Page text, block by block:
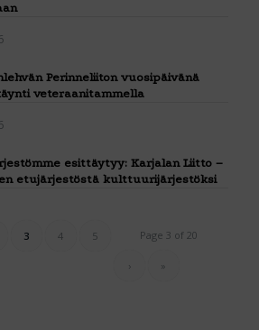
Perinneliiton vuosipäivänä
veteraanitammella
esittäytyy: Karjalan Liitto –
etujärjestöstä kulttuurijärjestöksi
Page 3 of 20
3 4 5
› »